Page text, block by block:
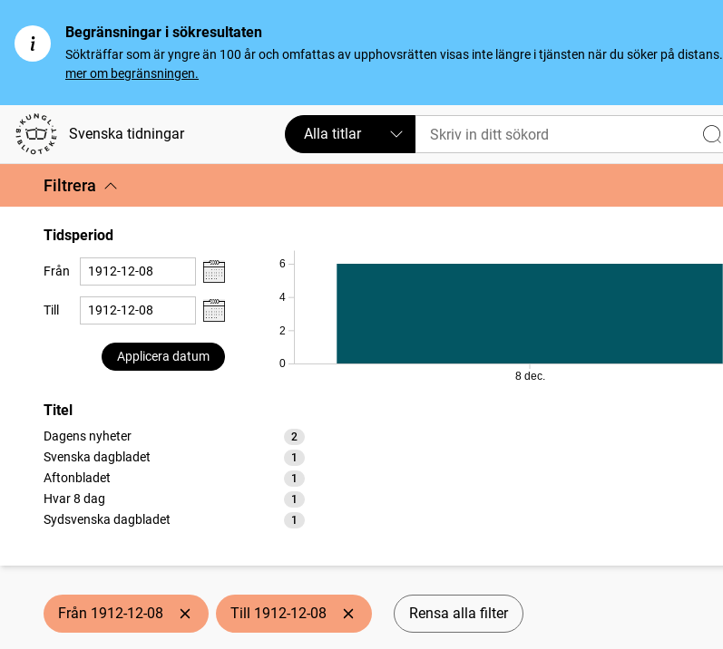
Begränsningar i sökresultaten
Sökträffar som är yngre än 100 år och omfattas av upphovsrätten visas inte längre i tjänsten när du söker på distans.
mer om begränsningen.
Svenska tidningar Alla titlar
Filtrera
Tidsperiod
Från
Till
Applicera datum
0
2
4
6
8 dec.
Titel
Dagens nyheter 2
träffar
Svenska dagbladet
1
träffar
Aftonbladet
1
träffar
Hvar 8 dag
1
träffar
Sydsvenska dagbladet
1
träffar
Från 1912-12-08 Till 1912-12-08 Rensa alla filter